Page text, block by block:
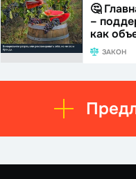
🤔
–
как
ЗАКОН